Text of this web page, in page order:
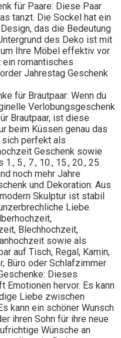
für Paare: Diese Paar
tanzt. Die Sockel hat ein
das die Bedeutung
des Deko ist mit
Ihre Möbel effektiv vor
ein romantisches
Jahrestag Geschenk
für Brautpaar: Wenn du
Verlobungsgeschenk
Brautpaar, ist diese
beim Küssen genau das
sich perfekt als
Geschenk sowie
5., 7., 10., 15., 20., 25.
noch mehr Jahre
und Dekoration: Aus
Skulptur ist stabil
Liebe.
Blechhochzeit,
sowie als
auf Tisch, Regal, Kamin,
Büro oder Schlafzimmer
Dieses
Emotionen hervor. Es kann
Liebe zwischen
kann ein schöner Wunsch
ihren Sohn für ihre neue
Wünsche an